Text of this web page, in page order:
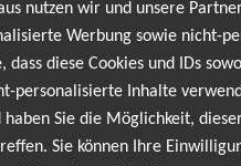
/ Schloss Bruchsal
nutzen wir und unsere
Werbung sowie nicht-
dass diese Cookies und IDs
personalisierte Inhalte
haben Sie die Möglichkeit,
Sie können Ihre